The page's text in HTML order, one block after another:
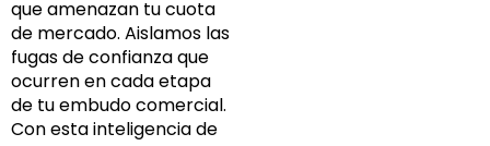
que amenazan tu cuota
de mercado. Aislamos las
fugas de confianza que
ocurren en cada etapa
de tu embudo comercial.
Con esta inteligencia de